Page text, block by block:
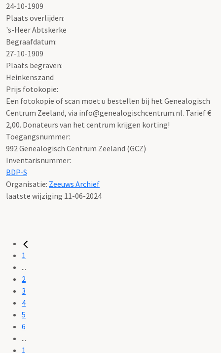
24-10-1909
Plaats overlijden:
's-Heer Abtskerke
Begraafdatum:
27-10-1909
Plaats begraven:
Heinkenszand
Prijs fotokopie:
Een fotokopie of scan moet u bestellen bij het Genealogisch
Centrum Zeeland, via info@genealogischcentrum.nl. Tarief €
2,00. Donateurs van het centrum krijgen korting!
Toegangsnummer:
992 Genealogisch Centrum Zeeland (GCZ)
Inventarisnummer:
BDP-S
Organisatie: Zeeuws Archief
laatste wijziging 11-06-2024
1
...
2
3
4
5
6
...
1